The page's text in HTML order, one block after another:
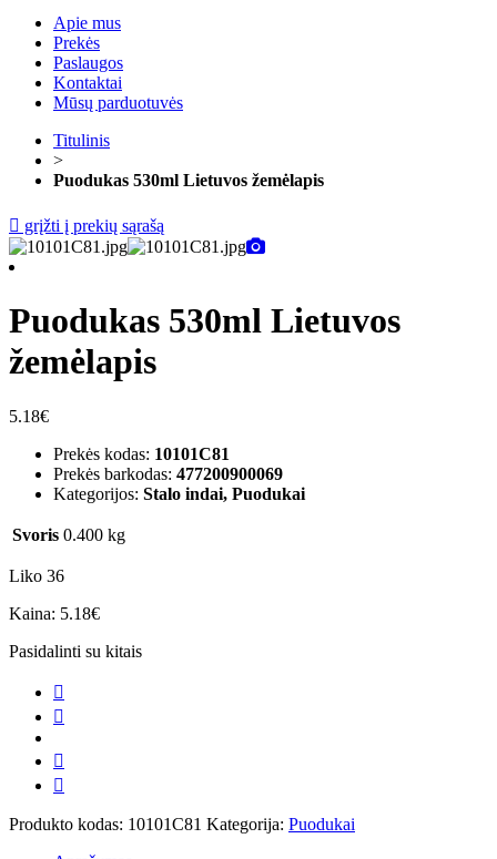
Apie mus
Prekės
Paslaugos
Kontaktai
Mūsų parduotuvės
Titulinis
>
Puodukas 530ml Lietuvos žemėlapis
grįžti į prekių sąrašą
Puodukas 530ml Lietuvos
žemėlapis
5.18€
Prekės kodas: 10101C81
Prekės barkodas: 477200900069
Kategorijos: Stalo indai, Puodukai
Svoris 0.400 kg
Liko 36
Kaina: 5.18€
Pasidalinti su kitais
Produkto kodas: 10101C81 Kategorija: Puodukai